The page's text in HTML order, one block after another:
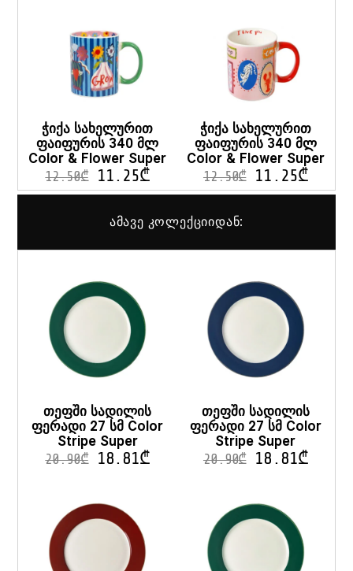
ჭიქა სახელურით
ფაიფურის 340 მლ
Color & Flower Super
12.50₾ 11.25₾
ჭიქა სახელურით
ფაიფურის 340 მლ
Color & Flower Super
12.50₾ 11.25₾
ამავე კოლექციიდან:
თეფში სადილის
ფერადი 27 სმ Color
Stripe Super
20.90₾ 18.81₾
თეფში სადილის
ფერადი 27 სმ Color
Stripe Super
20.90₾ 18.81₾